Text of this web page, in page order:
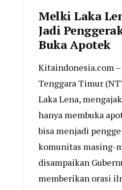
Melki Laka
Jadi
Buka Apotek
Kitaindonesia.com –
Tenggara Timur
Laka Lena,
hanya membuka
bisa menjadi
komunitas masing-
disampaikan
memberikan orasi